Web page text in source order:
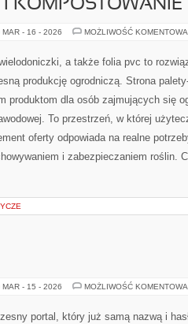
I KOMPOSTOWANIE
MAR - 16 - 2026 MOŻLIWOŚĆ
a także folia pvc to
produkcję ogrodniczą. Strona
produktom dla osób zajmujących się
To przestrzeń, w której
oferty odpowiada na realne
i zabezpieczaniem roślin.
MAR - 15 - 2026 MOŻLIWOŚĆ
portal, który już samą nazwą i